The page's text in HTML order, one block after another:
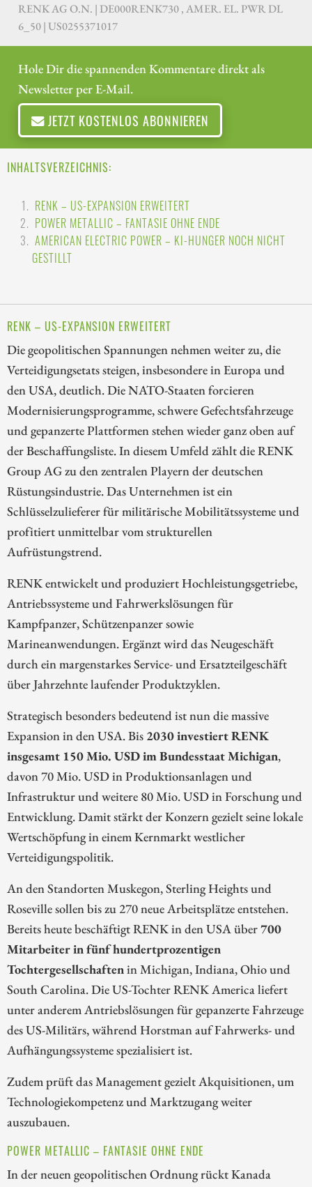
RENK AG O.N. | DE000RENK730 , AMER. EL. PWR DL
6_50 | US0255371017
Hole Dir die spannenden Kommentare direkt als
Newsletter per E-Mail.
JETZT KOSTENLOS ABONNIEREN
INHALTSVERZEICHNIS:
RENK – US-EXPANSION ERWEITERT
POWER METALLIC – FANTASIE OHNE ENDE
AMERICAN ELECTRIC POWER – KI-HUNGER NOCH NICHT
GESTILLT
RENK – US-EXPANSION ERWEITERT
Die geopolitischen Spannungen nehmen weiter zu, die
Verteidigungsetats steigen, insbesondere in Europa und
den USA, deutlich. Die NATO-Staaten forcieren
Modernisierungsprogramme, schwere Gefechtsfahrzeuge
und gepanzerte Plattformen stehen wieder ganz oben auf
der Beschaffungsliste. In diesem Umfeld zählt die RENK
Group AG zu den zentralen Playern der deutschen
Rüstungsindustrie. Das Unternehmen ist ein
Schlüsselzulieferer für militärische Mobilitätssysteme und
profitiert unmittelbar vom strukturellen
Aufrüstungstrend.
RENK entwickelt und produziert Hochleistungsgetriebe,
Antriebssysteme und Fahrwerkslösungen für
Kampfpanzer, Schützenpanzer sowie
Marineanwendungen. Ergänzt wird das Neugeschäft
durch ein margenstarkes Service- und Ersatzteilgeschäft
über Jahrzehnte laufender Produktzyklen.
Strategisch besonders bedeutend ist nun die massive
Expansion in den USA. Bis 2030 investiert RENK
insgesamt 150 Mio. USD im Bundesstaat Michigan,
davon 70 Mio. USD in Produktionsanlagen und
Infrastruktur und weitere 80 Mio. USD in Forschung und
Entwicklung. Damit stärkt der Konzern gezielt seine lokale
Wertschöpfung in einem Kernmarkt westlicher
Verteidigungspolitik.
An den Standorten Muskegon, Sterling Heights und
Roseville sollen bis zu 270 neue Arbeitsplätze entstehen.
Bereits heute beschäftigt RENK in den USA über700
Mitarbeiter in fünf hundertprozentigen
Tochtergesellschaftenin Michigan, Indiana, Ohio und
South Carolina. Die US-Tochter RENK America liefert
unter anderem Antriebslösungen für gepanzerte Fahrzeuge
des US-Militärs, während Horstman auf Fahrwerks- und
Aufhängungssysteme spezialisiert ist.
Zudem prüft das Management gezielt Akquisitionen, um
Technologiekompetenz und Marktzugang weiter
auszubauen.
POWER METALLIC – FANTASIE OHNE ENDE
In der neuen geopolitischen Ordnung rückt Kanada